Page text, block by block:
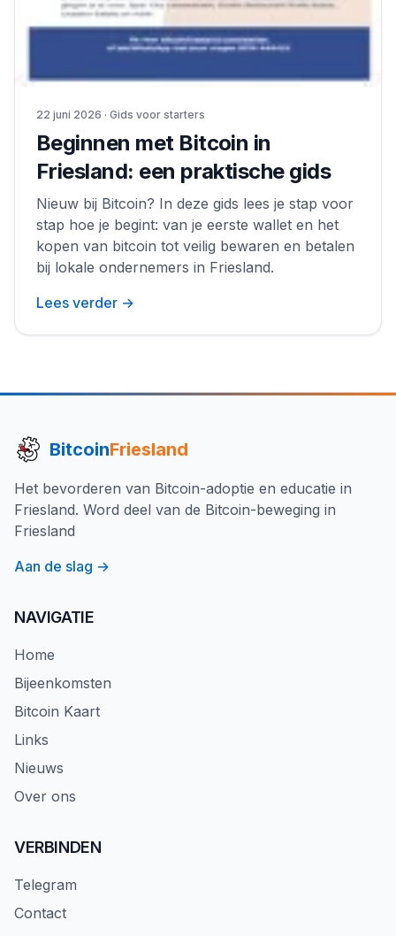
22 juni 2026 · Gids voor starters
Beginnen met Bitcoin in
Friesland: een praktische gids
Nieuw bij Bitcoin? In deze gids lees je stap voor
stap hoe je begint: van je eerste wallet en het
kopen van bitcoin tot veilig bewaren en betalen
bij lokale ondernemers in Friesland.
Lees verder →
BitcoinFriesland
Het bevorderen van Bitcoin-adoptie en educatie in
Friesland. Word deel van de Bitcoin-beweging in
Friesland
Aan de slag →
NAVIGATIE
Home
Bijeenkomsten
Bitcoin Kaart
Links
Nieuws
Over ons
VERBINDEN
Telegram
Contact